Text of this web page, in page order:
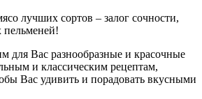
лучших сортов – залог сочности,
пельменей!
для Вас разнообразные и красочные
и классическим рецептам,
Вас удивить и порадовать вкусными